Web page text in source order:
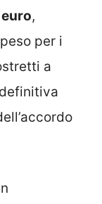
,
per i
a